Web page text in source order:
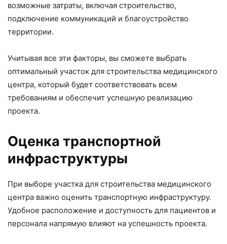
возможные затраты, включая строительство,
подключение коммуникаций и благоустройство
территории.
Учитывая все эти факторы, вы сможете выбрать
оптимальный участок для строительства медицинского
центра, который будет соответствовать всем
требованиям и обеспечит успешную реализацию
проекта.
Оценка транспортной
инфраструктуры
При выборе участка для строительства медицинского
центра важно оценить транспортную инфраструктуру.
Удобное расположение и доступность для пациентов и
персонала напрямую влияют на успешность проекта.